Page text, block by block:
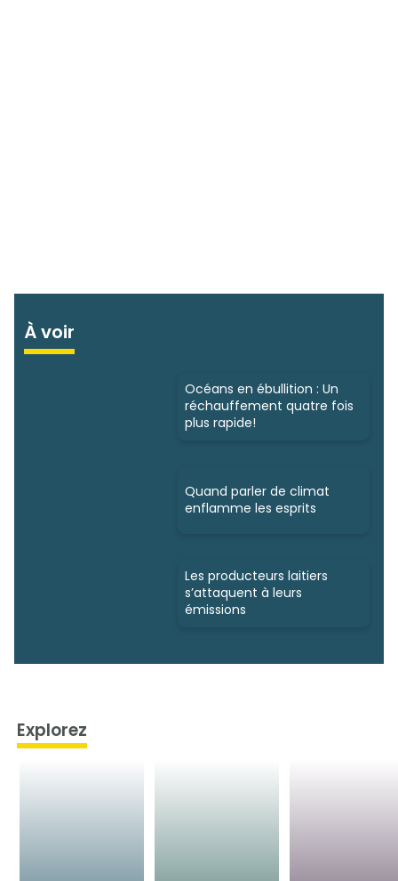
À voir
Océans en ébullition : Un
réchauffement quatre fois
plus rapide!
Quand parler de climat
enflamme les esprits
Les producteurs laitiers
s’attaquent à leurs
émissions
Explorez